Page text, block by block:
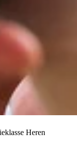
Heren